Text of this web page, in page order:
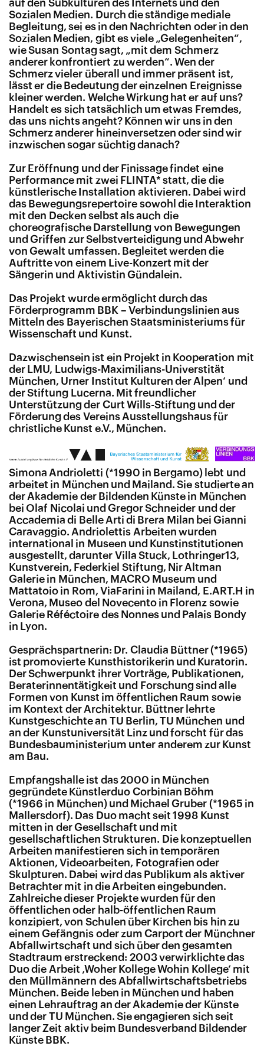
auf den Subkulturen des Internets und den
Sozialen Medien. Durch die ständige mediale
Begleitung, sei es in den Nachrichten oder in den
Sozialen Medien, gibt es viele „Gelegenheiten“,
wie Susan Sontag sagt, „mit dem Schmerz
anderer konfrontiert zu werden“. Wen der
Schmerz vieler überall und immer präsent ist,
lässt er die Bedeutung der einzelnen Ereignisse
kleiner werden. Welche Wirkung hat er auf uns?
Handelt es sich tatsächlich um etwas Fremdes,
das uns nichts angeht? Können wir uns in den
Schmerz anderer hineinversetzen oder sind wir
inzwischen sogar süchtig danach?
Zur Eröffnung und der Finissage findet eine
Performance mit zwei FLINTA* statt, die die
künstlerische Installation aktivieren. Dabei wird
das Bewegungsrepertoire sowohl die Interaktion
mit den Decken selbst als auch die
choreografische Darstellung von Bewegungen
und Griffen zur Selbstverteidigung und Abwehr
von Gewalt umfassen. Begleitet werden die
Auftritte von einem Live-Konzert mit der
Sängerin und Aktivistin Gündalein.
Das Projekt wurde ermöglicht durch das
Förderprogramm BBK – Verbindungslinien aus
Mitteln des Bayerischen Staatsministeriums für
Wissenschaft und Kunst.
Dazwischensein ist ein Projekt in Kooperation mit
der LMU, Ludwigs-Maximilians-Universtität
München, Urner Institut Kulturen der Alpen‘ und
der Stiftung Lucerna. Mit freundlicher
Unterstützung der Curt Wills-Stiftung und der
Förderung des Vereins Ausstellungshaus für
christliche Kunst e.V., München.
Simona Andrioletti (*1990 in Bergamo) lebt und
arbeitet in München und Mailand. Sie studierte an
der Akademie der Bildenden Künste in München
bei Olaf Nicolai und Gregor Schneider und der
Accademia di Belle Arti di Brera Milan bei Gianni
Caravaggio. Andriolettis Arbeiten wurden
international in Museen und Kunstinstitutionen
ausgestellt, darunter Villa Stuck, Lothringer13,
Kunstverein, Federkiel Stiftung, Nir Altman
Galerie in München, MACRO Museum und
Mattatoio in Rom, ViaFarini in Mailand, E.ART.H in
Verona, Museo del Novecento in Florenz sowie
Galerie Réféctoire des Nonnes und Palais Bondy
in Lyon.
Gesprächspartnerin: Dr. Claudia Büttner (*1965)
ist promovierte Kunsthistorikerin und Kuratorin.
Der Schwerpunkt ihrer Vorträge, Publikationen,
Beraterinnentätigkeit und Forschung sind alle
Formen von Kunst im öffentlichen Raum sowie
im Kontext der Architektur. Büttner lehrte
Kunstgeschichte an TU Berlin, TU München und
an der Kunstuniversität Linz und forscht für das
Bundesbauministerium unter anderem zur Kunst
am Bau.
Empfangshalle ist das 2000 in München
gegründete Künstlerduo Corbinian Böhm
(*1966 in München) und Michael Gruber (*1965 in
Mallersdorf). Das Duo macht seit 1998 Kunst
mitten in der Gesellschaft und mit
gesellschaftlichen Strukturen. Die konzeptuellen
Arbeiten manifestieren sich in temporären
Aktionen, Videoarbeiten, Fotografien oder
Skulpturen. Dabei wird das Publikum als aktiver
Betrachter mit in die Arbeiten eingebunden.
Zahlreiche dieser Projekte wurden für den
öffentlichen oder halb-öffentlichen Raum
konzipiert, von Schulen über Kirchen bis hin zu
einem Gefängnis oder zum Carport der Münchner
Abfallwirtschaft und sich über den gesamten
Stadtraum erstreckend: 2003 verwirklichte das
Duo die Arbeit ‚Woher Kollege Wohin Kollege‘ mit
den Müllmännern des Abfallwirtschaftsbetriebs
München. Beide leben in München und haben
einen Lehrauftrag an der Akademie der Künste
und der TU München. Sie engagieren sich seit
langer Zeit aktiv beim Bundesverband Bildender
Künste BBK.